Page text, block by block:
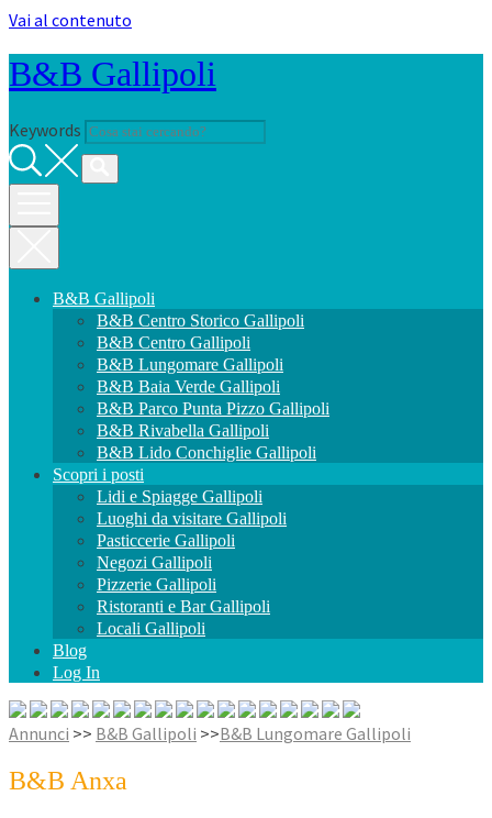
Vai al contenuto
B&B Gallipoli
Keywords
B&B Gallipoli
B&B Centro Storico Gallipoli
B&B Centro Gallipoli
B&B Lungomare Gallipoli
B&B Baia Verde Gallipoli
B&B Parco Punta Pizzo Gallipoli
B&B Rivabella Gallipoli
B&B Lido Conchiglie Gallipoli
Scopri i posti
Lidi e Spiagge Gallipoli
Luoghi da visitare Gallipoli
Pasticcerie Gallipoli
Negozi Gallipoli
Pizzerie Gallipoli
Ristoranti e Bar Gallipoli
Locali Gallipoli
Blog
Log In
Annunci >> B&B Gallipoli >>B&B Lungomare Gallipoli
B&B Anxa